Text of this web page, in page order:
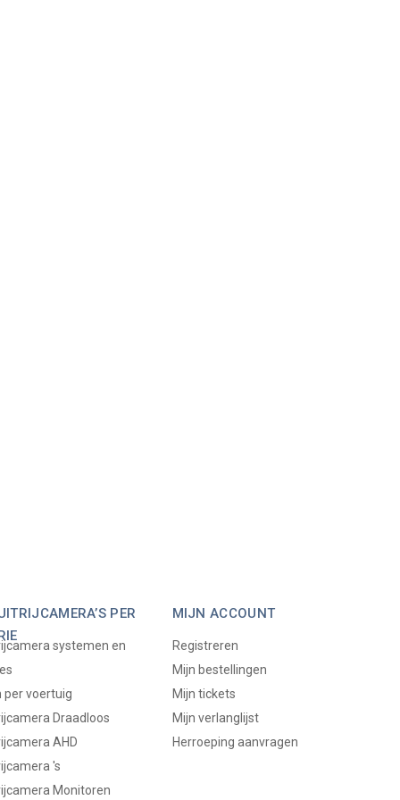
PER
systemen en
per voertuig
Draadloos
AHD
's
Monitoren
MIJN ACCOUNT
Registreren
Mijn bestellingen
Mijn tickets
Mijn verlanglijst
Herroeping aanvragen